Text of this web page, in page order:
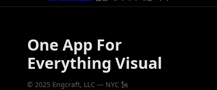
One App For
Everything Visual
© 2025 Engcraft, LLC — NYC 🗽